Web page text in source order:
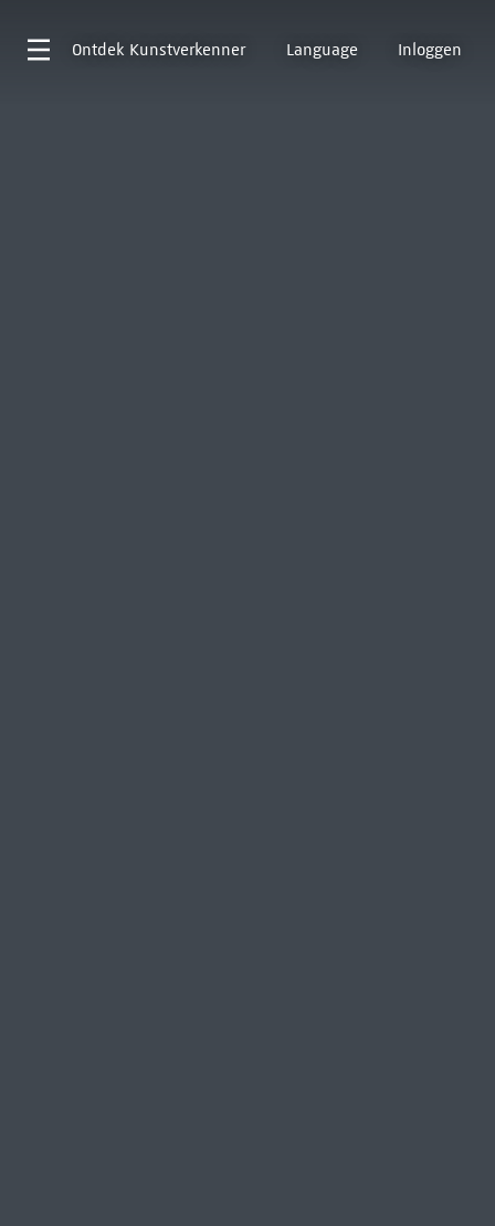
Ontdek Kunstverkenner Language Inloggen